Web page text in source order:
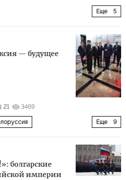
Еще 5
«Запад-2021
— будущее
21 3469
Еще 9
выборы
болгарские
империи